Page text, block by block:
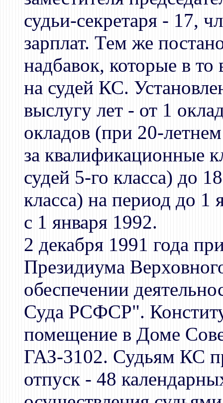
судьи-секретаря - 17,
зарплат. Тем же
надбавок, которые в
на судей КС.
выслугу лет - от 1
окладов (при 20-
за квалификационные
судей 5-го класса) до
класса) на период до 1
с 1 января 1992.
2 декабря 1991 года
Президиума
обеспечении
Суда РСФСР".
помещение в Доме
ГАЗ-3102. Судьям КС
отпуск - 48